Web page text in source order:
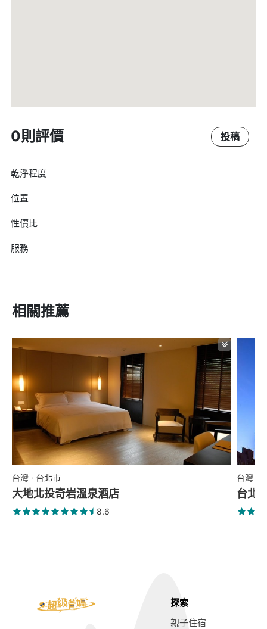
0則評價 投稿
乾淨程度
位置
性價比
服務
相關推薦
台灣 · 台北市
大地北投奇岩溫泉酒店
8.6
台灣 ·
台北
探索
親子住宿